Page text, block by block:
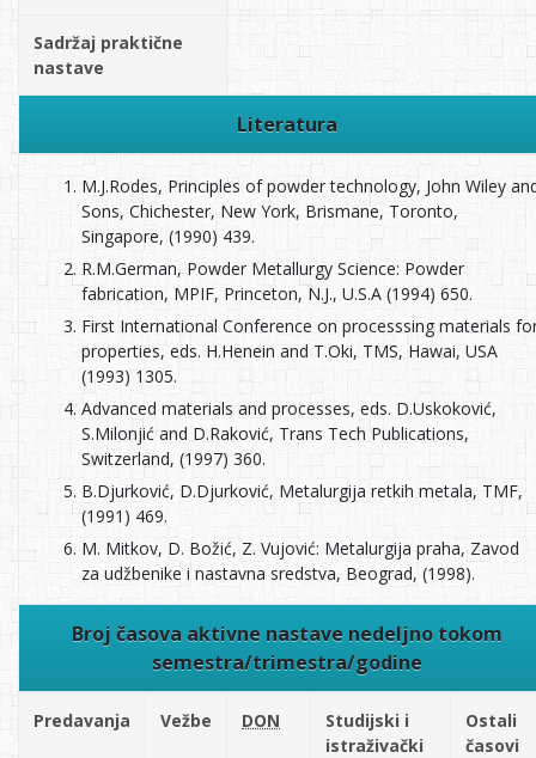
Sadržaj praktične
nastave
Literatura
M.J.Rodes, Principles of powder technology, John Wiley
Sons, Chichester, New York, Brismane, Toronto,
Singapore, (1990) 439.
R.M.German, Powder Metallurgy Science: Powder
fabrication, MPIF, Princeton, N.J., U.S.A (1994) 650.
First International Conference on processsing materials
properties, eds. H.Henein and T.Oki, TMS, Hawai, USA
(1993) 1305.
Advanced materials and processes, eds. D.Uskoković,
S.Milonjić and D.Raković, Trans Tech Publications,
Switzerland, (1997) 360.
B.Djurković, D.Djurković, Metalurgija retkih metala, TMF,
(1991) 469.
M. Mitkov, D. Božić, Z. Vujović: Metalurgija praha, Zavod
za udžbenike i nastavna sredstva, Beograd, (1998).
Broj časova aktivne nastave nedeljno tokom
semestra/trimestra/godine
Predavanja Vežbe DON
Studijski i
istraživački
Ostali
časovi